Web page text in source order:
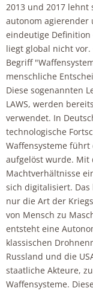
2013 und 2017 lehnt
autonom agierender
eindeutige Definition
liegt global nicht
Begriff
menschliche
Diese sogenannten
LAWS, werden
verwendet. In
technologische
Waffensysteme
aufgelöst wurde. Mit
Machtverhältnisse
sich digitalisiert.
nur die Art der
von Mensch zu
entsteht eine
klassischen
Russland und die
staatliche Akteure,
Waffensysteme.